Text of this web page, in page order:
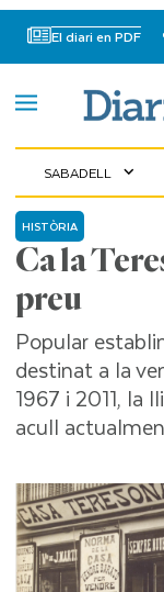
El diari en PDF
SABADELL expand_more
Ca la
preu
HISTÒRIA
Popular
destinat a la
1967 i 2011, la
acull